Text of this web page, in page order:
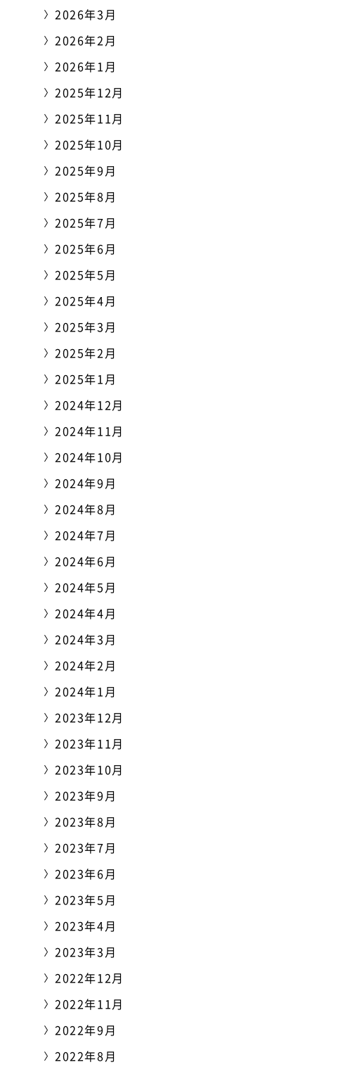
2026年3月
2026年2月
2026年1月
2025年12月
2025年11月
2025年10月
2025年9月
2025年8月
2025年7月
2025年6月
2025年5月
2025年4月
2025年3月
2025年2月
2025年1月
2024年12月
2024年11月
2024年10月
2024年9月
2024年8月
2024年7月
2024年6月
2024年5月
2024年4月
2024年3月
2024年2月
2024年1月
2023年12月
2023年11月
2023年10月
2023年9月
2023年8月
2023年7月
2023年6月
2023年5月
2023年4月
2023年3月
2022年12月
2022年11月
2022年9月
2022年8月